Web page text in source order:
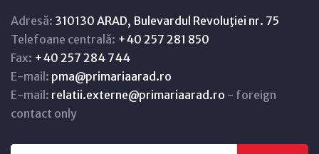
Adresă: 310130 ARAD, Bulevardul Revoluţiei nr. 75
Telefoane centrală: +40 257 281 850
Fax: +40 257 284 744
E-mail: pma@primariaarad.ro
E-mail: relatii.externe@primariaarad.ro - foreign
contact only